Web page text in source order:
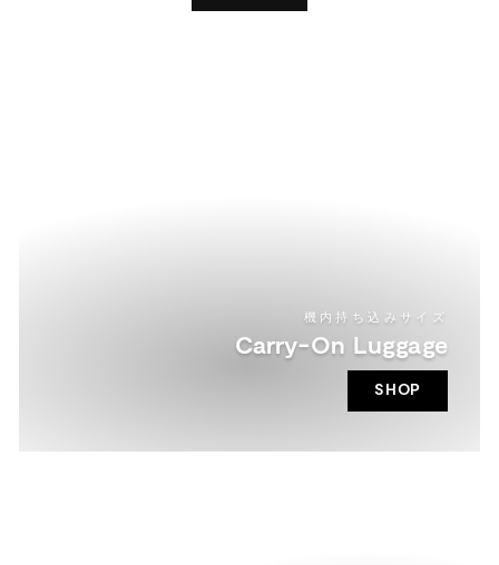
8
機内持ち込みサイズ
Carry-On Luggage
SHOP